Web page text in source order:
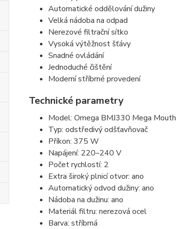
Automatické oddělování dužiny
Velká nádoba na odpad
Nerezové filtrační sítko
Vysoká výtěžnost šťávy
Snadné ovládání
Jednoduché čištění
Moderní stříbrné provedení
Technické parametry
Model: Omega BMJ330 Mega Mouth
Typ: odstředivý odšťavňovač
Příkon: 375 W
Napájení: 220–240 V
Počet rychlostí: 2
Extra široký plnicí otvor: ano
Automatický odvod dužiny: ano
Nádoba na dužinu: ano
Materiál filtru: nerezová ocel
Barva: stříbrná